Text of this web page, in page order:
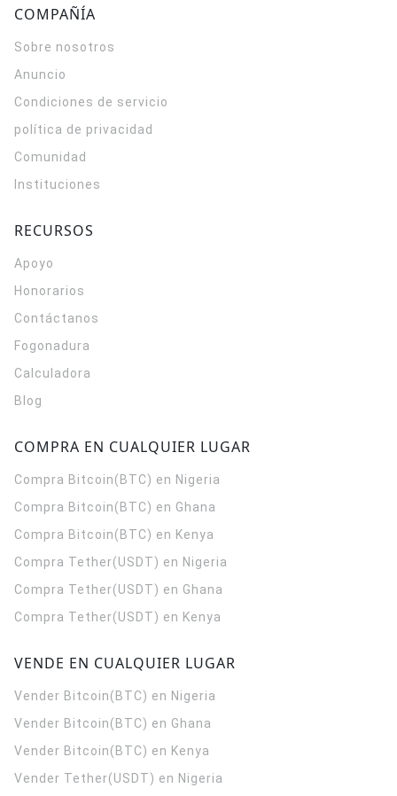
COMPAÑÍA
Sobre nosotros
Anuncio
Condiciones de servicio
política de privacidad
Comunidad
Instituciones
RECURSOS
Apoyo
Honorarios
Contáctanos
Fogonadura
Calculadora
Blog
COMPRA EN CUALQUIER LUGAR
Compra Bitcoin(BTC) en Nigeria
Compra Bitcoin(BTC) en Ghana
Compra Bitcoin(BTC) en Kenya
Compra Tether(USDT) en Nigeria
Compra Tether(USDT) en Ghana
Compra Tether(USDT) en Kenya
VENDE EN CUALQUIER LUGAR
Vender Bitcoin(BTC) en Nigeria
Vender Bitcoin(BTC) en Ghana
Vender Bitcoin(BTC) en Kenya
Vender Tether(USDT) en Nigeria